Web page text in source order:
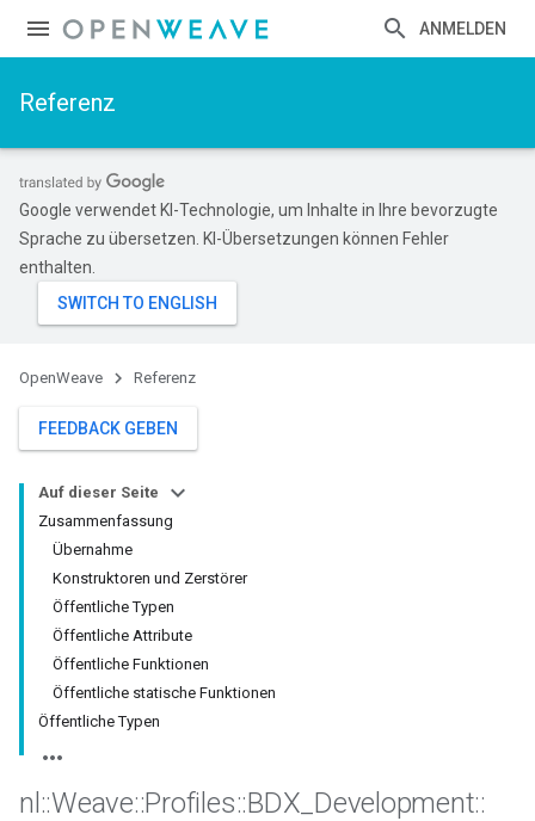
ANMELDEN
Referenz
Google verwendet KI-Technologie, um Inhalte in Ihre bevorzugte
Sprache zu übersetzen. KI-Übersetzungen können Fehler
enthalten.
OpenWeave Referenz
FEEDBACK GEBEN
Auf dieser Seite
Zusammenfassung
Übernahme
Konstruktoren und Zerstörer
Öffentliche Typen
Öffentliche Attribute
Öffentliche Funktionen
Öffentliche statische Funktionen
Öffentliche Typen
nl ::Weave::Profiles::BDX Development::